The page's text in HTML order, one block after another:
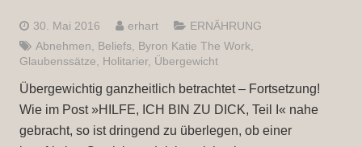
30. Mai 2016 erhart
ERNÄHRUNG
Abnehmen, Beliefs, Byron Katie The Work,
Glaubenssätze, Holitarier, Übergewicht
Übergewichtig ganzheitlich betrachtet – Fortsetzung!
Wie im Post »HILFE, ICH BIN ZU DICK, Teil I« nahe
gebracht, so ist dringend zu überlegen, ob einer